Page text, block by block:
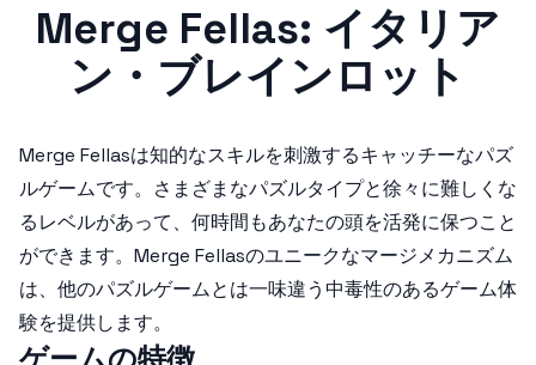
Merge Fellas: イタリア
ン・ブレインロット
Merge Fellasは知的なスキルを刺激するキャッチーなパズ
ルゲームです。さまざまなパズルタイプと徐々に難しくな
るレベルがあって、何時間もあなたの頭を活発に保つこと
ができます。Merge Fellasのユニークなマージメカニズム
は、他のパズルゲームとは一味違う中毒性のあるゲーム体
験を提供します。